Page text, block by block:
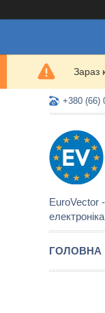
Зараз
+380 (66)
EuroVector
ГОЛОВНА